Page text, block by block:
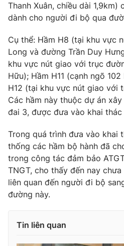
Photo
Video
VTV Money
VTV Sức khoẻ
Thị trường 24h
VTV4
VTV9
Liên hệ tòa soạn
Thanh Xuân, chiều dài
dành cho người đi bộ qua
Cụ thể: Hầm H8 (tại khu vực
Long và đường Trần Duy
khu vực nút giao với trục
Hữu); Hầm H11 (cạnh ngõ
H12 (tại khu vực nút giao với
Các hầm này thuộc dự án
đai 3, được đưa vào khai thác
Trong quá trình đưa vào khai
thống các hầm bộ hành đã
trong công tác đảm bảo
TNGT, cho thấy đến nay
liên quan đến người đi bộ
đường này.
Tin liên quan